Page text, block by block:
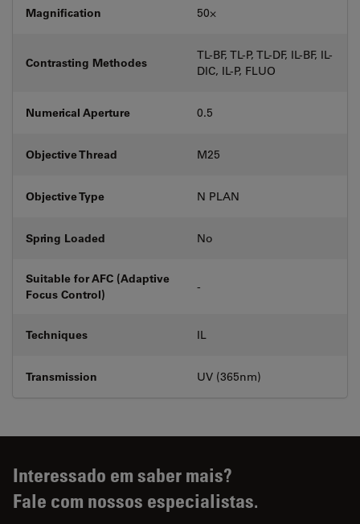
Magnification 50⨉
Contrasting Methodes
TL-BF, TL-P, TL-DF, IL-BF, IL-
DIC, IL-P, FLUO
Numerical Aperture 0.5
Objective Thread M25
Objective Type N PLAN
Spring Loaded No
Suitable for AFC (Adaptive
Focus Control)
-
Techniques IL
Transmission UV (365nm)
Interessado em saber mais?
Fale com nossos especialistas.